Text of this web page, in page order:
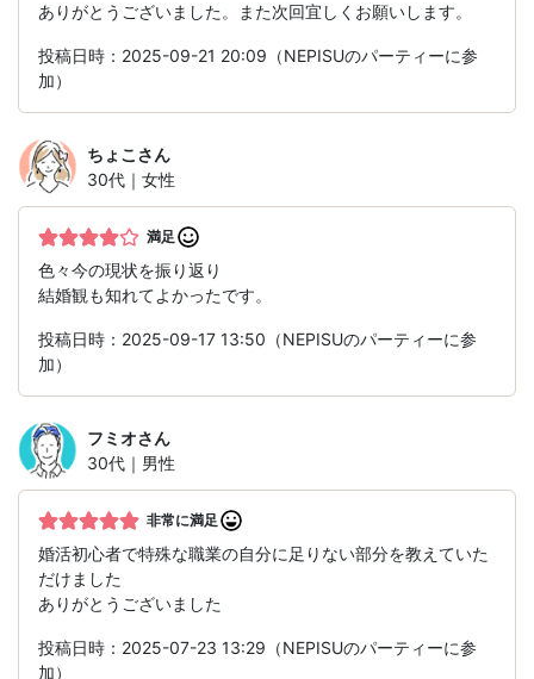
ありがとうございました。また次回宜しくお願いします。
投稿日時：2025-09-21 20:09（NEPISUのパーティーに参
加）
ちょこ さん
30代｜女性
満足
色々今の現状を振り返り
結婚観も知れてよかったです。
投稿日時：2025-09-17 13:50（NEPISUのパーティーに参
加）
フミオさん
30代｜男性
非常に満足
婚活初心者で特殊な職業の自分に足りない部分を教えていた
だけました
ありがとうございました
投稿日時：2025-07-23 13:29（NEPISUのパーティーに参
加）